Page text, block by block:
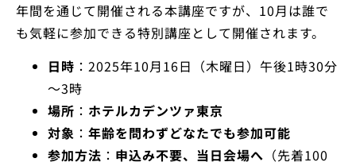
年間を通じて開催される本講座ですが、10月は誰で
も気軽に参加できる特別講座として開催されます。
日時 ：2025年10月16日（木曜日）午後1時30分
～3時
場所 ： ホテルカデンツァ東京
対象 ： 年齢を問わずどなたでも参加可能
参加方法 ： 申込み不要、当日会場へ （先着100